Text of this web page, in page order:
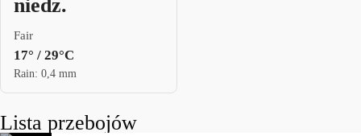
Fair
17° / 29°C
Rain: 0,4 mm
Lista przebojów